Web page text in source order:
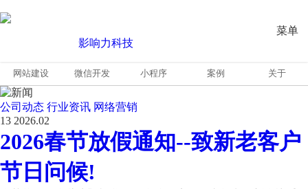
菜单
网站建设 微信开发 小程序 案例 关于
公司动态 行业资讯 网络营销
13 2026.02
2026春节放假通知--致新老客户
节日问候!